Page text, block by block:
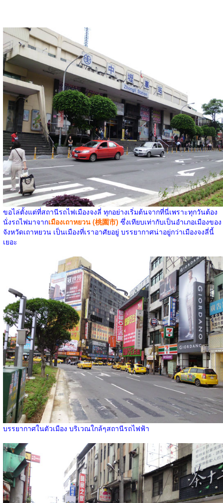
ขอไล่ตั้งแต่ที่สถานีรถไฟเมืองจงลี่ ทุกอย่างเริ่มต้นจากที่นี่เพราะทุกวันต้อง
นั่งรถไฟมาจากเมืองเถาหยวน (桃園市) ซึ่งเทียบเท่ากับเป็นอำเภอเมืองของ
จังหวัดเถาหยวน เป็นเมืองที่เราอาศัยอยู่ บรรยากาศน่าอยู่กว่าเมืองจงลี่นี้
เยอะ
บรรยากาศในตัวเมือง บริเวณใกล้ๆสถานีรถไฟฟ้า